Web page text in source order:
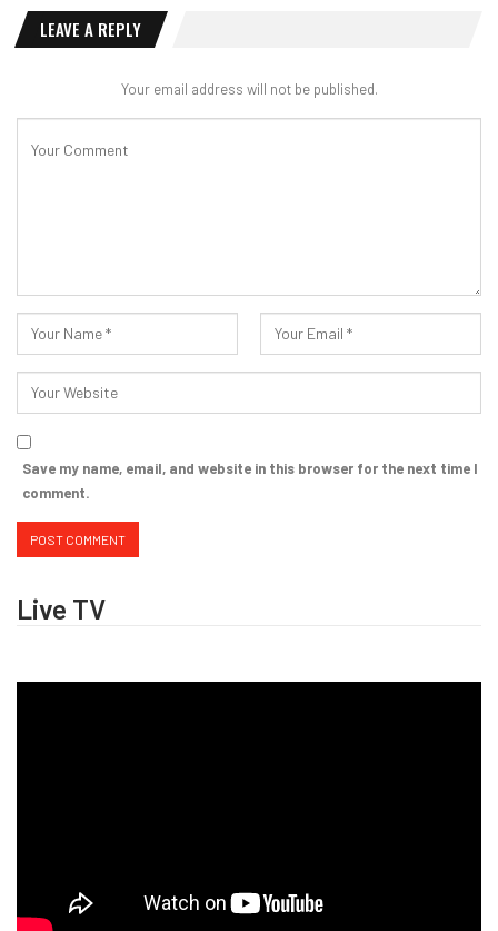
LEAVE A REPLY
Your email address will not be published.
Save my name, email, and website in this browser for the next time I
comment.
Live TV